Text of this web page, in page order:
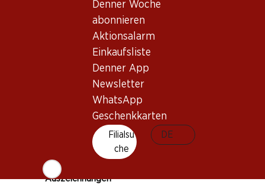
Denner Woche
abonnieren
Aktionsalarm
Einkaufsliste
Denner App
Newsletter
WhatsApp
Geschenkkarten
Filialsu
che
DE
Wissenswertes
Susumaniello
Auszeichnungen